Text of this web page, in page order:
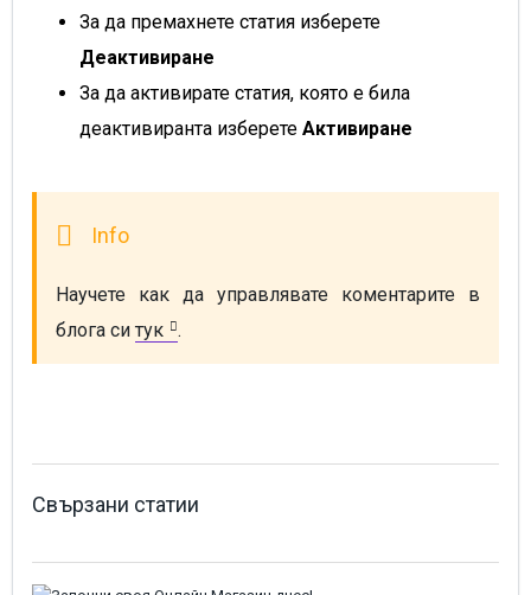
За да премахнете статия изберете
Деактивиране
За да активирате статия, която е била
деактивиранта изберете Активиране
Научете как да управлявате коментарите в
блога си тук .
Свързани статии